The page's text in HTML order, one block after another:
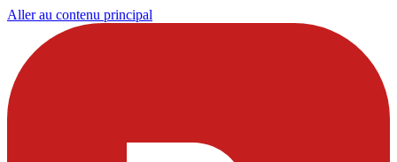
Aller au contenu principal